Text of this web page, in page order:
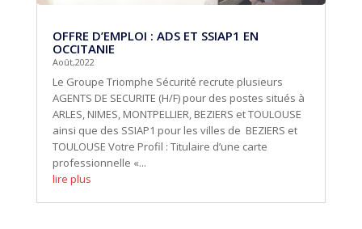
OFFRE D’EMPLOI : ADS ET SSIAP1 EN
OCCITANIE
Août,2022
Le Groupe Triomphe Sécurité recrute plusieurs
AGENTS DE SECURITE (H/F) pour des postes situés à
ARLES, NIMES, MONTPELLIER, BEZIERS et TOULOUSE
ainsi que des SSIAP1 pour les villes de BEZIERS et
TOULOUSE Votre Profil : Titulaire d’une carte
professionnelle «...
lire plus